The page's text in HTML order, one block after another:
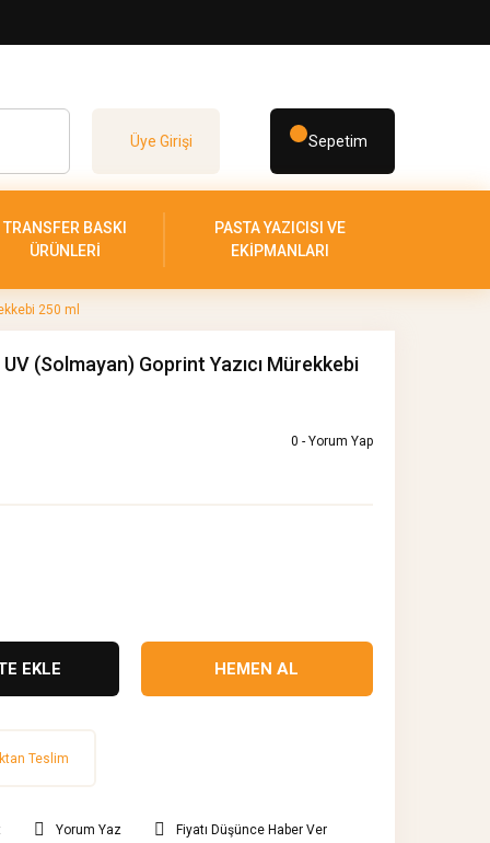
Üye Girişi Sepetim
TRANSFER BASKI
ÜRÜNLERİ
PASTA YAZICISI VE
EKİPMANLARI
250 ml
(Solmayan) Goprint Yazıcı Mürekkebi
0 - Yorum Yap
EKLE HEMEN AL
Teslim
Yorum Yaz Fiyatı Düşünce Haber Ver